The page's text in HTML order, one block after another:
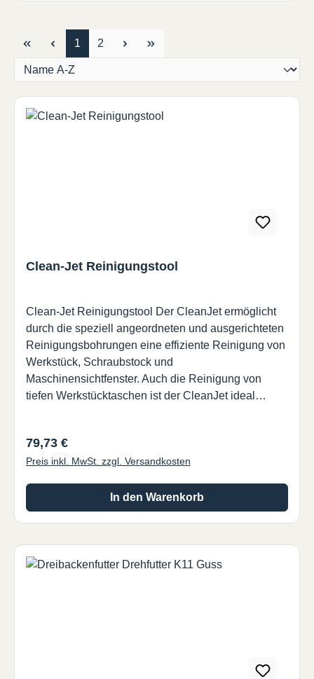
Seite
1 Seite
2
Clean-Jet Reinigungstool
Clean-Jet Reinigungstool Der CleanJet ermöglicht
durch die speziell angeordneten und ausgerichteten
Reinigungsbohrungen eine effiziente Reinigung von
Werkstück, Schraubstock und
Maschinensichtfenster. Auch die Reinigung von
tiefen Werkstücktaschen ist der CleanJet ideal
automatisiertProzessstabilität durch automatisierte
ReinigungReinigung mit Kühlschmiermittel oder
vorhandene Weldonaufnahme für
Schaftdurchmesser 16 mm. Drehzahl: max. 60
barBohrungen: 1x radial, 2x axial
Regulärer Preis:
79,73 €
Preis inkl. MwSt. zzgl. Versandkosten
In den Warenkorb